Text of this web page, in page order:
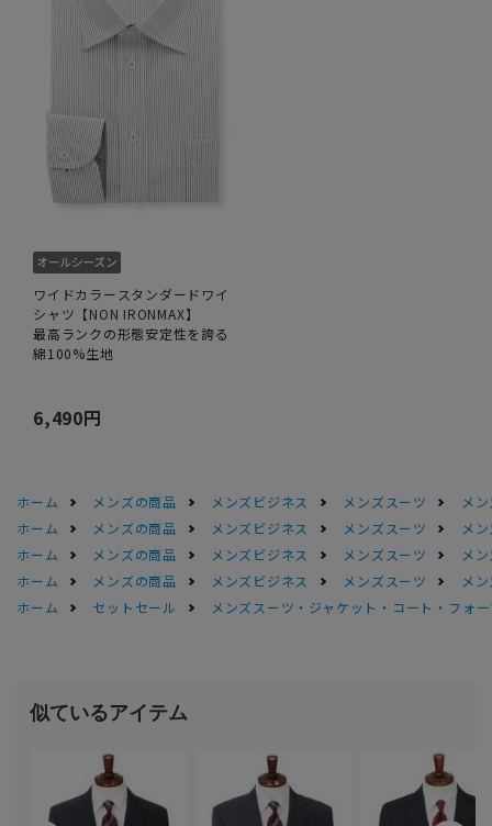
ワイドカラースタンダードワイ
シャツ【NON IRONMAX】
最高ランクの形態安定性を誇る
綿100%生地
6,490円
ホーム メンズの商品 メンズビジネス メンズスーツ
メ
ホーム
メンズの商品 メンズビジネス メンズスーツ
メ
ホーム
メンズの商品 メンズビジネス メンズスーツ
メ
ホーム
メンズの商品 メンズビジネス メンズスーツ
メ
ホーム
セットセール メンズスーツ・ジャケット・コート・フォ